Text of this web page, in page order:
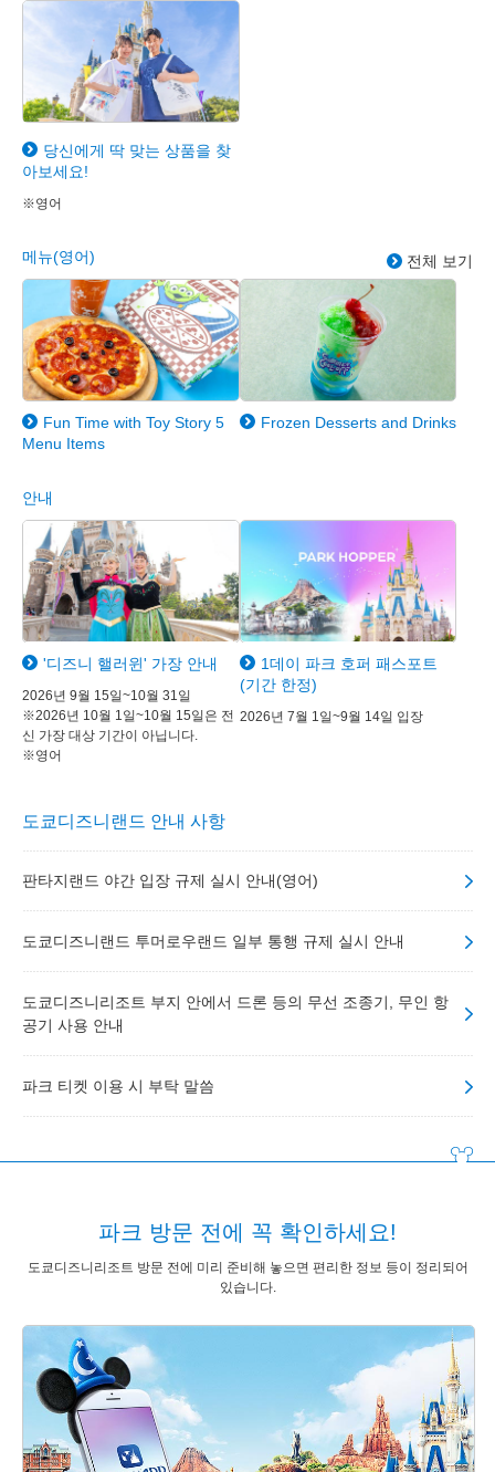
당신에게 딱 맞는 상품을 찾
아보세요!
※영어
메뉴(영어) 전체 보기
Fun Time with Toy Story 5
Menu Items
Frozen Desserts and Drinks
안내
'디즈니 핼러윈' 가장 안내
2026년 9월 15일~10월 31일
※2026년 10월 1일~10월 15일은 전
신 가장 대상 기간이 아닙니다.
※영어
1데이 파크 호퍼 패스포트
(기간 한정)
2026년 7월 1일~9월 14일 입장
도쿄디즈니랜드 안내 사항
판타지랜드 야간 입장 규제 실시 안내(영어)
도쿄디즈니랜드 투머로우랜드 일부 통행 규제 실시 안내
도쿄디즈니리조트 부지 안에서 드론 등의 무선 조종기, 무인 항
공기 사용 안내
파크 티켓 이용 시 부탁 말씀
파크 방문 전에 꼭 확인하세요!
도쿄디즈니리조트 방문 전에 미리 준비해 놓으면 편리한 정보 등이 정리되어
있습니다.